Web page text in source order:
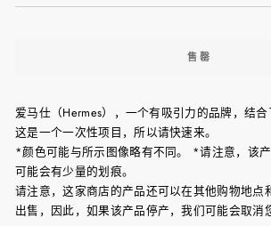
售罄
爱马仕（Hermes），一个有吸引力的品牌，结
这是一个一次性项目，所以请快速来。
*颜色可能与所示图像略有不同。 *请注意，该
可能会有少量的划痕。
请注意，这家商店的产品还可以在其他购物地点
出售，因此，如果该产品停产，我们可能会取消